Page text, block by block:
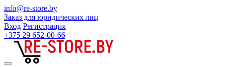
info@re-store.by
Заказ для юридических лиц
Вход Регистрация
+375 29 652-00-66